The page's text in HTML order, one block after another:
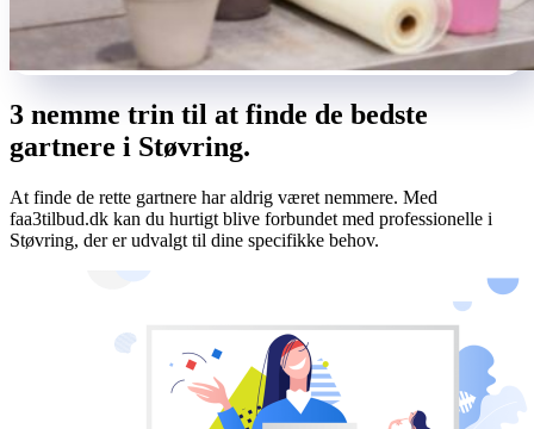
3 nemme trin til at finde de bedste
gartnere i Støvring.
At finde de rette gartnere har aldrig været nemmere. Med
faa3tilbud.dk kan du hurtigt blive forbundet med professionelle i
Støvring, der er udvalgt til dine specifikke behov.